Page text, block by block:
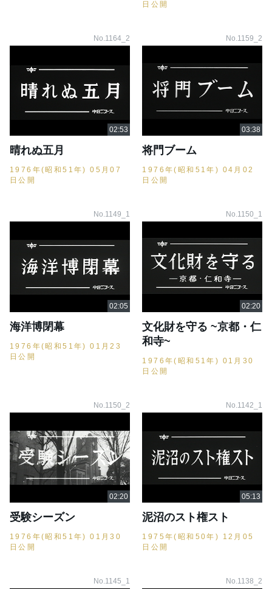
日公開
No.1164_2
晴れぬ五月
1976年(昭和51年) 05月07
日公開
No.1159_2
将門ブーム
1976年(昭和51年) 04月02
日公開
No.1149_1
海洋博閉幕
1976年(昭和51年) 01月23
日公開
No.1150_1
文化財を守る ~京都・仁
和寺~
1976年(昭和51年) 01月30
日公開
No.1150_2
受験シーズン
1976年(昭和51年) 01月30
日公開
No.1142_1
泥沼のスト権スト
1975年(昭和50年) 12月05
日公開
No.1145_1 No.1138_2